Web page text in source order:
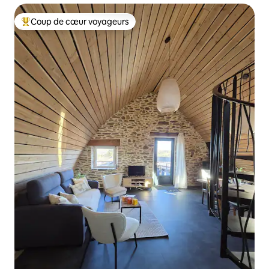
Coups de cœur voyageurs les plus appréciés
Coup de cœur voyageurs